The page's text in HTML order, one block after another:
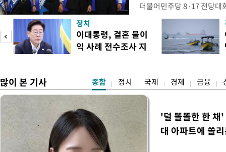
더불어민주당 8·17 전당대
보가 8일 제주·인천 지역
다. 앞서 정청래 후보 우세
·울산·경남 경선에서 1승
제주·인천 경선에서 이기
정치
이대통령, 결혼 불이
익 사례 전수조사 지
많이 본 기사 종합 정치 국제 경제 금융
'덜 똘똘한 한
대 아파트에 쏠